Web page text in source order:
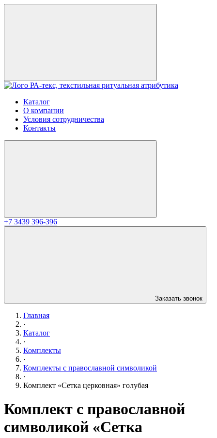
Каталог
О компании
Условия сотрудничества
Контакты
+7 3439 396-396
Заказать звонок
Главная
·
Каталог
·
Комплекты
·
Комплекты с православной символикой
·
Комплект «Сетка церковная» голубая
Комплект с православной
символикой «Сетка